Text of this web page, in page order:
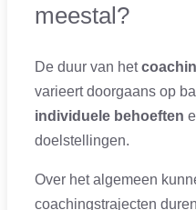
meestal?
De duur van het
varieert doorgaans op
individuele behoeften
doelstellingen.
Over het algemeen
coachingstrajecten